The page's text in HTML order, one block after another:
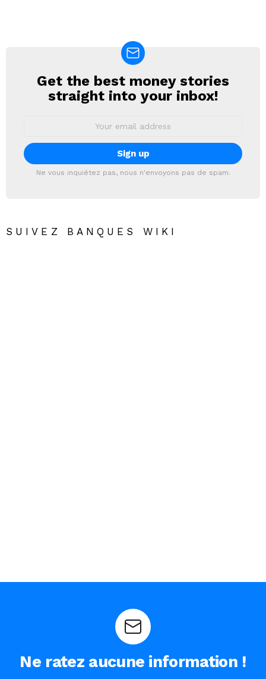
NEWSLETTER
Get the best money stories
straight into your inbox!
Ne vous inquiétez pas, nous n'envoyons pas de spam.
SUIVEZ BANQUES WIKI
Ne ratez aucune information !